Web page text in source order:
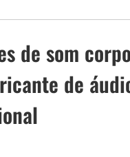
de som
de